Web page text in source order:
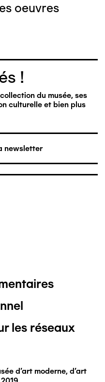
oeuvres
!
du musée, ses
culturelle et bien plus
newsletter
les réseaux
d'art moderne, d'art